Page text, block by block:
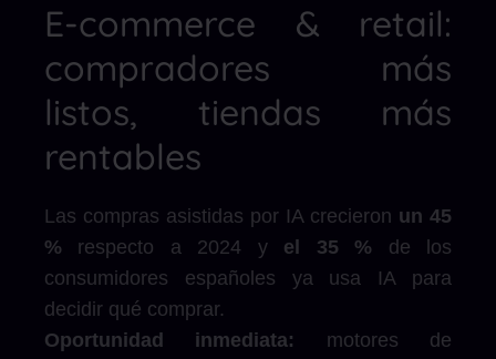
E-commerce & retail:
compradores más
listos, tiendas más
rentables
Las compras asistidas por IA crecieron un 45
% respecto a 2024 y el 35 % de los
consumidores españoles ya usa IA para
decidir qué comprar.
Oportunidad inmediata:
motores de